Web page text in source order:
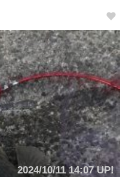
2024/10/11 14:07 UP!